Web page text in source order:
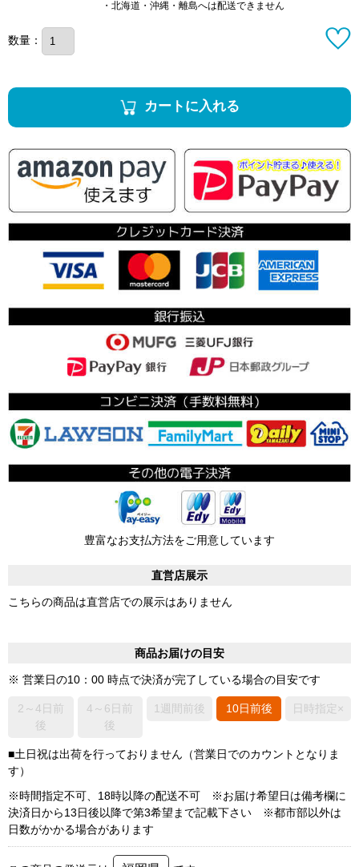
・北海道・沖縄・離島へは配送できません
数量：
カートに入れる
豊富なお支払方法をご用意しています
直営店展示
こちらの商品は直営店での展示はありません
商品お届けの目安
※ 営業日の10：00 時点で決済が完了している場合の目安です
2～4日前
後
4～6日前
後
1週間前後 10日前後 日時指定×
■土日祝は出荷を行っておりません（営業日でのカウントとなりま
す）
※時間指定不可、18時以降の配送不可 ※お届け希望日は備考欄に
決済日から13日後以降で第3希望まで記載下さい ※都市部以外は
日数がかかる場合があります